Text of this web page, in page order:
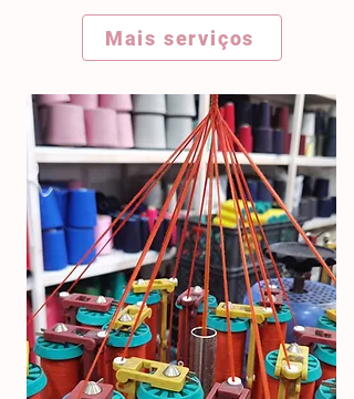
Mais serviços